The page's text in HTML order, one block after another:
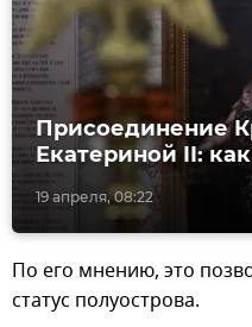
19 апреля, 08:22
Присоединение
Екатериной II:
По его мнению, это
статус полуострова.